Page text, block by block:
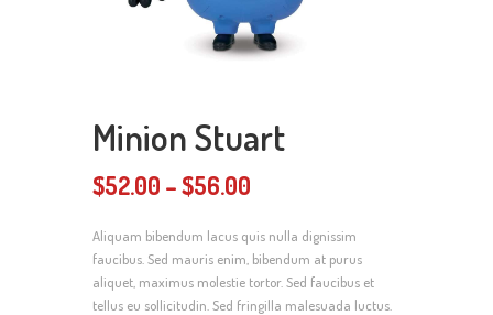
Minion Stuart
$52.00 –$56.00
bis
$56.00
Aliquam bibendum lacus quis nulla dignissim
faucibus. Sed mauris enim, bibendum at purus
aliquet, maximus molestie tortor. Sed faucibus et
tellus eu sollicitudin. Sed fringilla malesuada luctus.